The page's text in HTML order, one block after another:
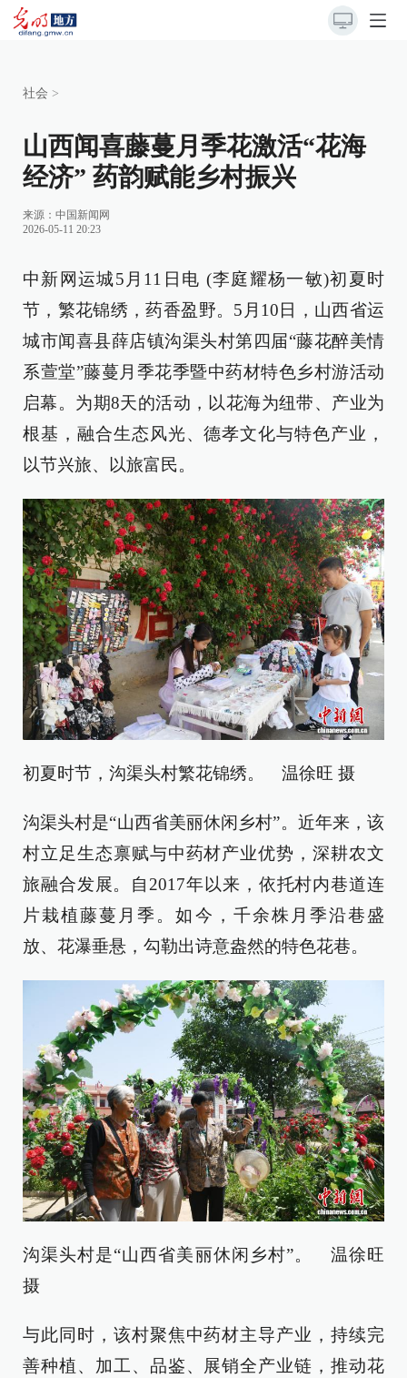
社会 >
山西闻喜藤蔓月季花激活“花海
经济” 药韵赋能乡村振兴
来源： 中国新闻网
2026-05-11 20:23
中新网运城5月11日电 (李庭耀杨一敏)初夏时
节，繁花锦绣，药香盈野。5月10日，山西省运
城市闻喜县薛店镇沟渠头村第四届“藤花醉美情
系萱堂”藤蔓月季花季暨中药材特色乡村游活动
启幕。为期8天的活动，以花海为纽带、产业为
根基，融合生态风光、德孝文化与特色产业，
以节兴旅、以旅富民。
初夏时节，沟渠头村繁花锦绣。 温徐旺 摄
沟渠头村是“山西省美丽休闲乡村”。近年来，该
村立足生态禀赋与中药材产业优势，深耕农文
旅融合发展。自2017年以来，依托村内巷道连
片栽植藤蔓月季。如今，千余株月季沿巷盛
放、花瀑垂悬，勾勒出诗意盎然的特色花巷。
沟渠头村是“山西省美丽休闲乡村”。 温徐旺
摄
与此同时，该村聚焦中药材主导产业，持续完
善种植、加工、品鉴、展销全产业链，推动花